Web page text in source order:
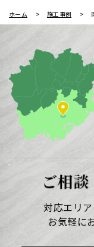
ホーム 施工事例
ご相
対応エリア
お気軽に